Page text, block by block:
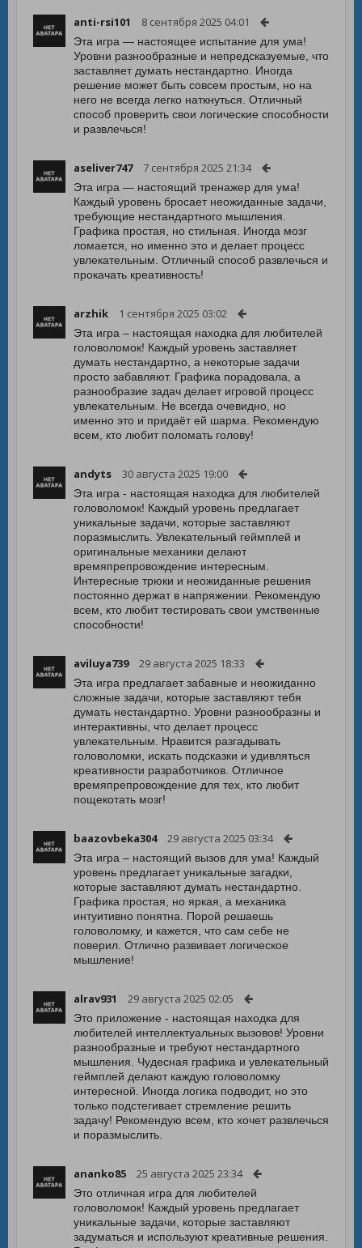
anti-rsi101 8 сентября 2025 04:01
Эта игра — настоящее испытание для ума!
Уровни разнообразные и непредсказуемые, что
заставляет думать нестандартно. Иногда
решение может быть совсем простым, но на
него не всегда легко наткнуться. Отличный
способ проверить свои логические способности
и развлечься!
aseliver747 7 сентября 2025 21:34
Эта игра — настоящий тренажер для ума!
Каждый уровень бросает неожиданные задачи,
требующие нестандартного мышления.
Графика простая, но стильная. Иногда мозг
ломается, но именно это и делает процесс
увлекательным. Отличный способ развлечься и
прокачать креативность!
arzhik 1 сентября 2025 03:02
Эта игра – настоящая находка для любителей
головоломок! Каждый уровень заставляет
думать нестандартно, а некоторые задачи
просто забавляют. Графика порадовала, а
разнообразие задач делает игровой процесс
увлекательным. Не всегда очевидно, но
именно это и придаёт ей шарма. Рекомендую
всем, кто любит поломать голову!
andyts 30 августа 2025 19:00
Эта игра - настоящая находка для любителей
головоломок! Каждый уровень предлагает
уникальные задачи, которые заставляют
поразмыслить. Увлекательный геймплей и
оригинальные механики делают
времяпрепровождение интересным.
Интересные трюки и неожиданные решения
постоянно держат в напряжении. Рекомендую
всем, кто любит тестировать свои умственные
способности!
aviluya739 29 августа 2025 18:33
Эта игра предлагает забавные и неожиданно
сложные задачи, которые заставляют тебя
думать нестандартно. Уровни разнообразны и
интерактивны, что делает процесс
увлекательным. Нравится разгадывать
головоломки, искать подсказки и удивляться
креативности разработчиков. Отличное
времяпрепровождение для тех, кто любит
пощекотать мозг!
baazovbeka304 29 августа 2025 03:34
Эта игра – настоящий вызов для ума! Каждый
уровень предлагает уникальные загадки,
которые заставляют думать нестандартно.
Графика простая, но яркая, а механика
интуитивно понятна. Порой решаешь
головоломку, и кажется, что сам себе не
поверил. Отлично развивает логическое
мышление!
alrav931 29 августа 2025 02:05
Это приложение - настоящая находка для
любителей интеллектуальных вызовов! Уровни
разнообразные и требуют нестандартного
мышления. Чудесная графика и увлекательный
геймплей делают каждую головоломку
интересной. Иногда логика подводит, но это
только подстегивает стремление решить
задачу! Рекомендую всем, кто хочет развлечься
и поразмыслить.
ananko85 25 августа 2025 23:34
Это отличная игра для любителей
головоломок! Каждый уровень предлагает
уникальные задачи, которые заставляют
задуматься и используют креативные решения.